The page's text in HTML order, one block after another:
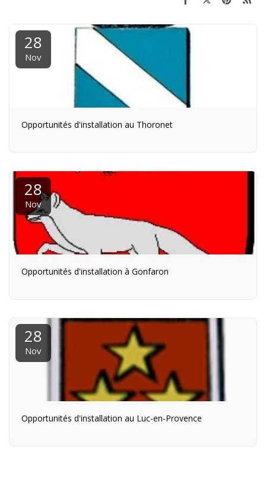
28
Nov
Opportunités d'installation au Thoronet
28
Nov
Opportunités d'installation à Gonfaron
28
Nov
Opportunités d'installation au Luc-en-Provence